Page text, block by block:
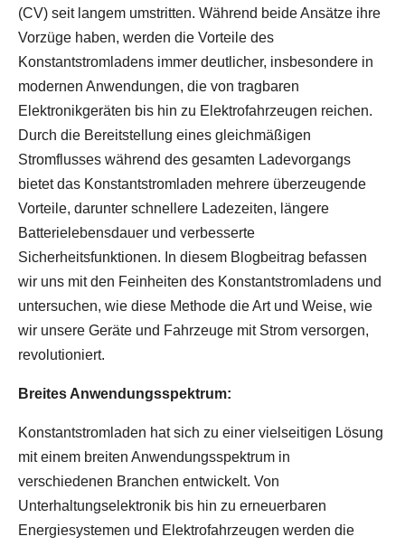
(CV) seit langem umstritten. Während beide Ansätze ihre
Vorzüge haben, werden die Vorteile des
Konstantstromladens immer deutlicher, insbesondere in
modernen Anwendungen, die von tragbaren
Elektronikgeräten bis hin zu Elektrofahrzeugen reichen.
Durch die Bereitstellung eines gleichmäßigen
Stromflusses während des gesamten Ladevorgangs
bietet das Konstantstromladen mehrere überzeugende
Vorteile, darunter schnellere Ladezeiten, längere
Batterielebensdauer und verbesserte
Sicherheitsfunktionen. In diesem Blogbeitrag befassen
wir uns mit den Feinheiten des Konstantstromladens und
untersuchen, wie diese Methode die Art und Weise, wie
wir unsere Geräte und Fahrzeuge mit Strom versorgen,
revolutioniert.
Breites Anwendungsspektrum:
Konstantstromladen hat sich zu einer vielseitigen Lösung
mit einem breiten Anwendungsspektrum in
verschiedenen Branchen entwickelt. Von
Unterhaltungselektronik bis hin zu erneuerbaren
Energiesystemen und Elektrofahrzeugen werden die